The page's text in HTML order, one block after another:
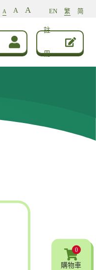
A A A EN 繁 简
註
冊
0
購物車